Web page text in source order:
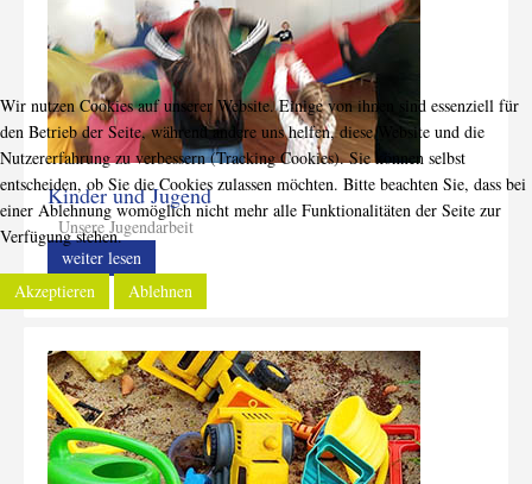
Kinder und Jugend
Unsere Jugendarbeit
weiter lesen
Wir nutzen Cookies auf unserer Website. Einige von ihnen sind essenziell für
den Betrieb der Seite, während andere uns helfen, diese Website und die
Nutzererfahrung zu verbessern (Tracking Cookies). Sie können selbst
entscheiden, ob Sie die Cookies zulassen möchten. Bitte beachten Sie, dass bei
einer Ablehnung womöglich nicht mehr alle Funktionalitäten der Seite zur
Verfügung stehen.
Akzeptieren Ablehnen